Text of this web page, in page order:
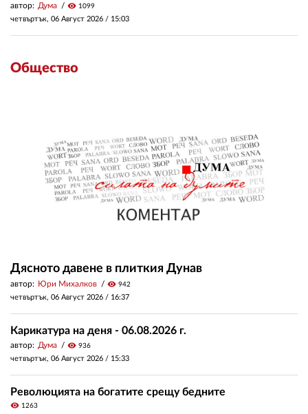
автор: Дума visibility 1099
четвъртък, 06 Август 2026 / 15:03
Общество
Дясното давене в плиткия Дунав
автор: Юри Михалков visibility 942
четвъртък, 06 Август 2026 / 16:37
Карикатура на деня - 06.08.2026 г.
автор: Дума visibility 936
четвъртък, 06 Август 2026 / 15:33
Революцията на богатите срещу бедните
visibility 1263